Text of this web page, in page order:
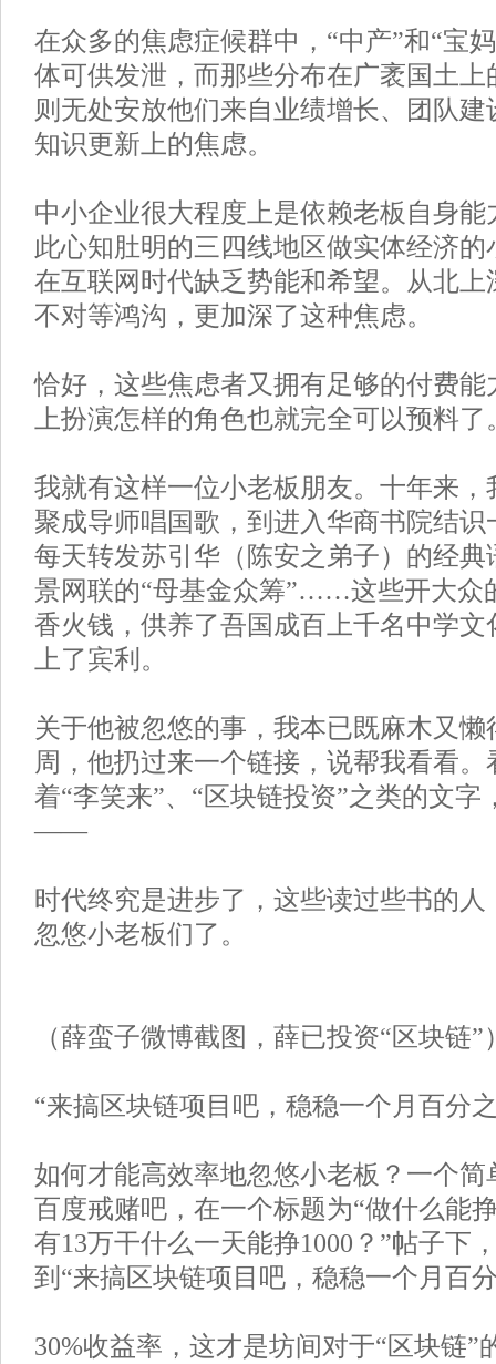
在众多的焦虑症候群中，“中产”和“宝
体可供发泄，而那些分布在广袤国土上
则无处安放他们来自业绩增长、团队
知识更新上的焦虑。
中小企业很大程度上是依赖老板自身
此心知肚明的三四线地区做实体经济
在互联网时代缺乏势能和希望。从北上
不对等鸿沟，更加深了这种焦虑。
恰好，这些焦虑者又拥有足够的付费能
上扮演怎样的角色也就完全可以预料了
我就有这样一位小老板朋友。十年来，
聚成导师唱国歌，到进入华商书院结识
每天转发苏引华（陈安之弟子）的经典
景网联的“母基金众筹”……这些开大众
香火钱，供养了吾国成百上千名中学
上了宾利。
关于他被忽悠的事，我本已既麻木又懒
周，他扔过来一个链接，说帮我看看
着“李笑来”、“区块链投资”之类的文字
——
时代终究是进步了，这些读过些书的
忽悠小老板们了。
（薛蛮子微博截图，薛已投资“区块链”
“来搞区块链项目吧，稳稳一个月百分
如何才能高效率地忽悠小老板？一个简
百度戒赌吧，在一个标题为“做什么能
有13万干什么一天能挣1000？”帖子下
到“来搞区块链项目吧，稳稳一个月百
30%收益率，这才是坊间对于“区块链”